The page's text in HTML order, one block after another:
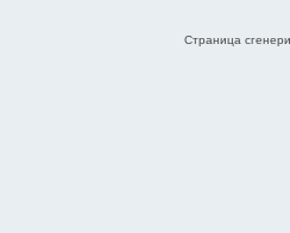
Страница